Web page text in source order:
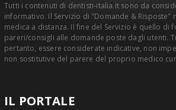
Tutti i contenuti di dentisti-italia.it sono da
informativo. Il Servizio di "Domande & Risposte"
medica a distanza. Il fine del Servizio è quello di
pareri/consigli alle domande poste dagli utenti.
pertanto, essere considerate indicative, non
non sostitutive del parere del proprio medico
IL PORTALE